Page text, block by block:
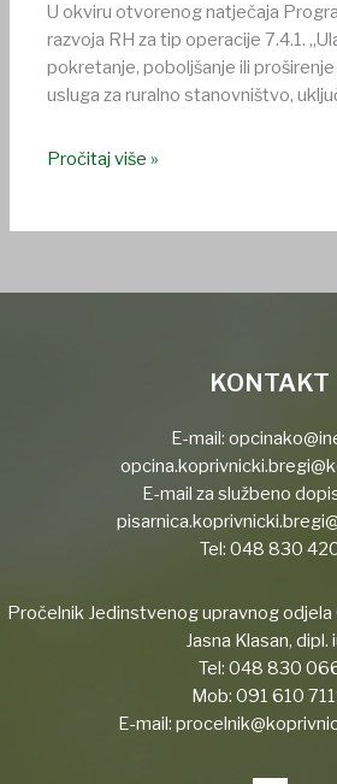
U okviru otvorenog natječaja
razvoja RH za tip operacije 7.4.1.
pokretanje, poboljšanje ili
usluga za ruralno stanovništvo,
Pročitaj više »
KONTAKT
E-mail:
E-mail za službeno
Tel: 048 830
Pročelnik Jedinstvenog upravnog odjela
Jasna Klasan, dipl.
Tel: 048 830
Mob: 091 610
E-mail: